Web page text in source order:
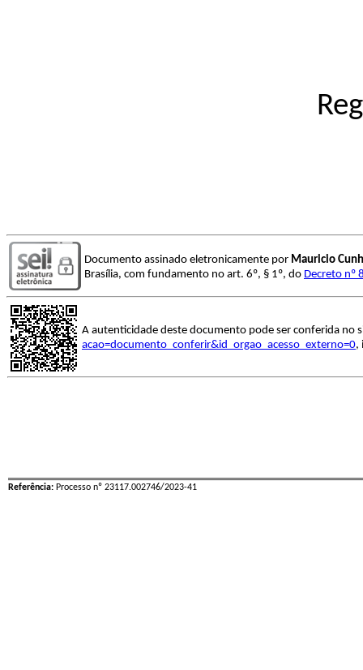
Documento assinado eletronicamente por Mauricio
Brasília, com fundamento no art. 6º, § 1º, do Decreto nº
A autenticidade deste documento pode ser conferida no
acao=documento_conferir&id_orgao_acesso_externo=0,
Referência: Processo nº 23117.002746/2023-41